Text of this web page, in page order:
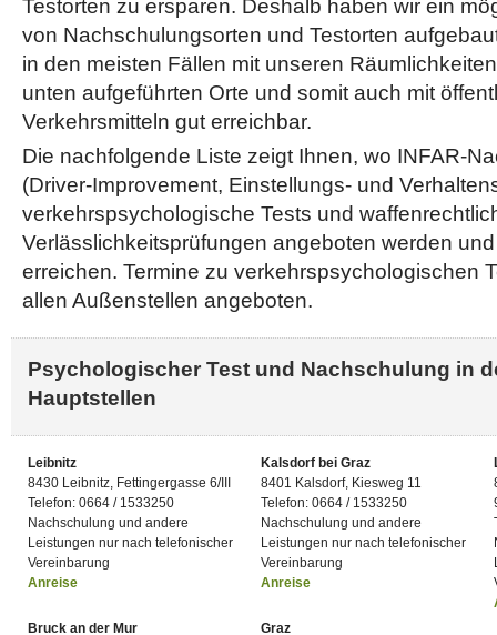
Testorten zu ersparen. Deshalb haben wir ein
von Nachschulungsorten und Testorten
in den meisten Fällen mit unseren
unten aufgeführten Orte und somit auch mit
Verkehrsmitteln gut erreichbar.
Die nachfolgende Liste zeigt Ihnen, wo INFAR-
(Driver-Improvement, Einstellungs- und
verkehrspsychologische Tests und
Verlässlichkeitsprüfungen angeboten werden
erreichen. Termine zu verkehrspsychologischen
allen Außenstellen angeboten.
Psychologischer Test und Nachschulung in
Hauptstellen
Leibnitz
8430 Leibnitz, Fettingergasse 6/III
Telefon: 0664 / 1533250
Nachschulung und andere
Leistungen nur nach telefonischer
Vereinbarung
Anreise
Kalsdorf bei Graz
8401 Kalsdorf, Kiesweg 11
Telefon: 0664 / 1533250
Nachschulung und andere
Leistungen nur nach telefonischer
Vereinbarung
Anreise
Bruck an der Mur
Graz